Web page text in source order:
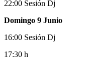
22:00 Sesión Dj
Domingo 9 Junio
16:00 Sesión Dj
17:30 h